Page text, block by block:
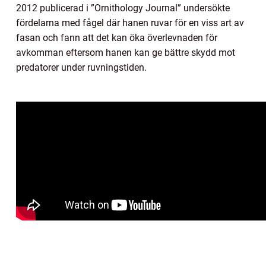
2012 publicerad i ”Ornithology Journal” undersökte
fördelarna med fågel där hanen ruvar för en viss art av
fasan och fann att det kan öka överlevnaden för
avkomman eftersom hanen kan ge bättre skydd mot
predatorer under ruvningstiden.